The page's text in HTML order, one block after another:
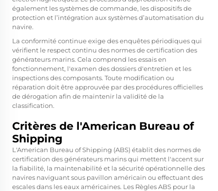
également les systèmes de commande, les dispositifs de
protection et l’intégration aux systèmes d’automatisation du
navire.
La conformité continue exige des enquêtes périodiques qui
vérifient le respect continu des normes de certification des
générateurs marins. Cela comprend les essais en
fonctionnement, l'examen des dossiers d'entretien et les
inspections des composants. Toute modification ou
réparation doit être approuvée par des procédures officielles
de dérogation afin de maintenir la validité de la
classification.
Critères de l'American Bureau of
Shipping
L'American Bureau of Shipping (ABS) établit des normes de
certification des générateurs marins qui mettent l'accent sur
la fiabilité, la maintenabilité et la sécurité opérationnelle des
navires naviguant sous pavillon américain ou effectuant des
escales dans les eaux américaines. Les Règles ABS pour la